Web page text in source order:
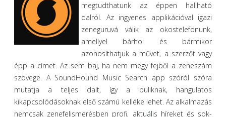
megtudthatunk az éppen hallható
dalról. Az ingyenes applikációval igazi
zeneguruvá válik az okostelefonunk,
amellyel bárhol és bármikor
azonosíthatjuk a művet, a szerzőt vagy
épp a címet. Az sem baj, ha nem megy fejből a zeneszám
szövege. A SoundHound Music Search app szóról szóra
mutatja a teljes dalt, így a buliknak, hangulatos
kikapcsolódásoknak első számú kelléke lehet. Az alkalmazás
nemcsak zenefelismerésben profi, aktuális híreket és sok-